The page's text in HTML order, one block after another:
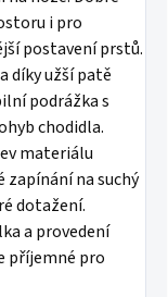
i pro
postavení prstů.
díky užší patě
podrážka s
chodidla.
materiálu
na suchý
dotažení.
a provedení
příjemné pro